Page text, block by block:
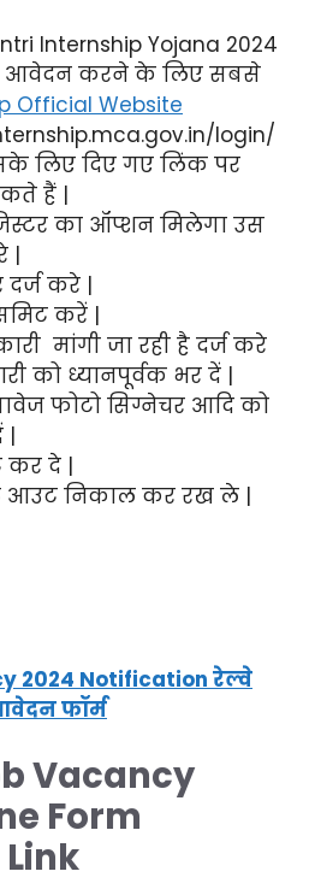
Internship Yojana 2024
आवेदन करने के लिए सबसे
Official Website
login/
लिए दिए गए लिंक पर
हैं |
का ऑप्शन मिलेगा उस
|
करे |
करें |
मांगी जा रही है दर्ज करे
को ध्यानपूर्वक भर दें |
फोटो सिग्नेचर आदि को
|
कर दे |
आउट निकाल कर रख ले |
2024 Notification रेल्वे
फॉर्म
Vacancy
Form